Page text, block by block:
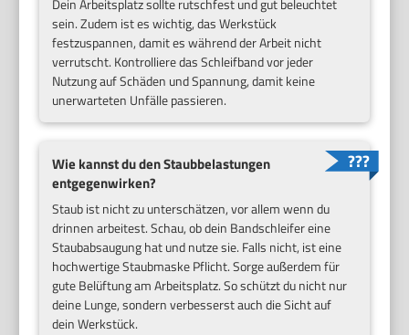
sein. Zudem ist es wichtig, das Werkstück
festzuspannen, damit es während der Arbeit nicht
verrutscht. Kontrolliere das Schleifband vor jeder
Nutzung auf Schäden und Spannung, damit keine
unerwarteten Unfälle passieren.
Wie kannst du den Staubbelastungen
entgegenwirken?
Staub ist nicht zu unterschätzen, vor allem wenn du
drinnen arbeitest. Schau, ob dein Bandschleifer eine
Staubabsaugung hat und nutze sie. Falls nicht, ist eine
hochwertige Staubmaske Pflicht. Sorge außerdem für
gute Belüftung am Arbeitsplatz. So schützt du nicht nur
deine Lunge, sondern verbesserst auch die Sicht auf
dein Werkstück.